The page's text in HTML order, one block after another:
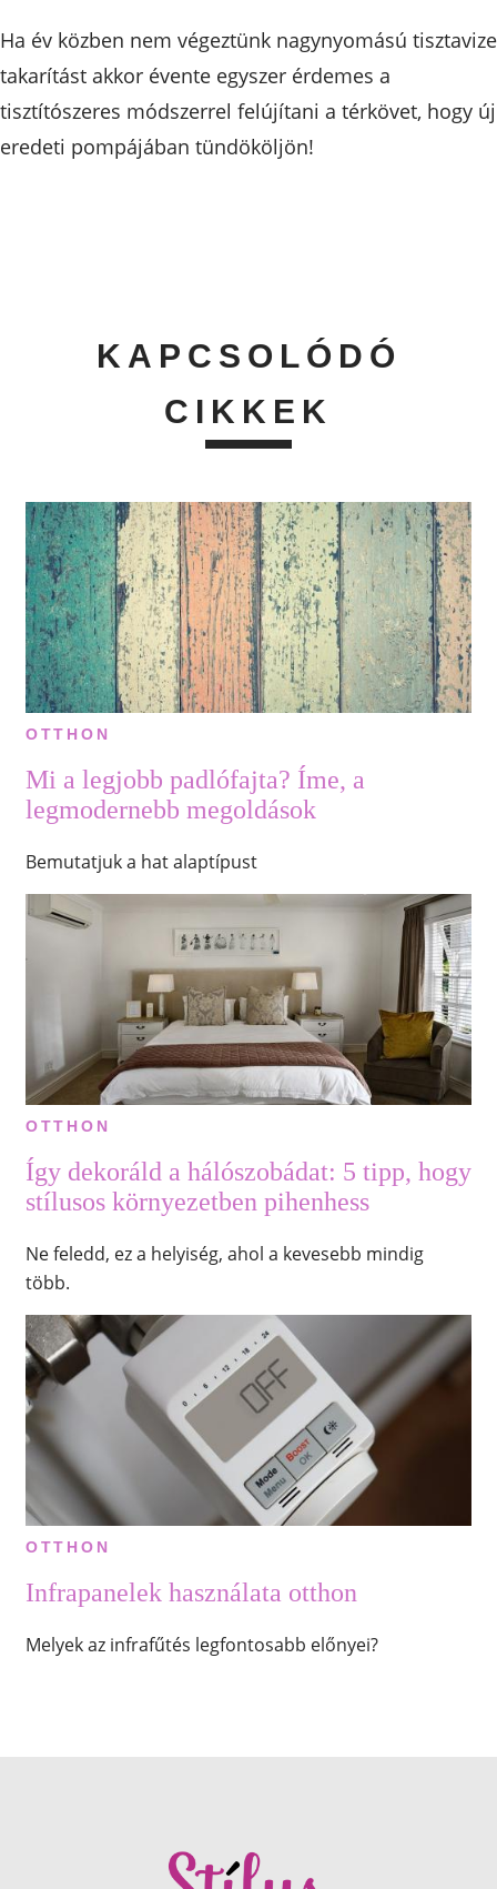
Ha év közben nem végeztünk nagynyomású
takarítást akkor évente egyszer érdemes a
tisztítószeres módszerrel felújítani a térkövet, hogy
eredeti pompájában tündököljön!
KAPCSOLÓDÓ
CIKKEK
OTTHON
Mi a legjobb padlófajta? Íme, a
legmodernebb megoldások
Bemutatjuk a hat alaptípust
OTTHON
Így dekoráld a hálószobádat: 5 tipp, hogy
stílusos környezetben pihenhess
Ne feledd, ez a helyiség, ahol a kevesebb mindig
több.
OTTHON
Infrapanelek használata otthon
Melyek az infrafűtés legfontosabb előnyei?